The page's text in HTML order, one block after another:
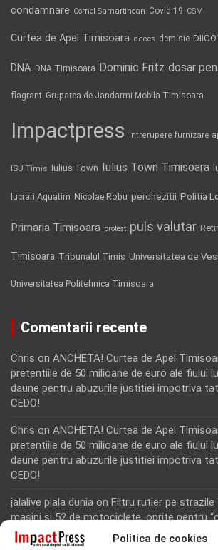
Politica de cookies
condamnare Cornel Samartinean Covid-19 CSM
Curtea de Apel Timisoara deces demisie
DNA DNA Timisoara Dominic Fritz dosar
flagrant Gruparea de Jandarmi Mobila Timisoara
Impactpress intrerupere furnizare
ISU Timis Iulius Town Iulius Town Timisoara
lucrari Aquatim Nicolae Robu perchezitii Politia
Primaria Timisoara protest puls valutar
Timisoara Tribunalul Timis Universitatea de
Universitatea Politehnica Timisoara
Comentarii recente
Chris on ANCHETA! Curtea de Apel
pretentiile de 50 milioane de euro ale fiului
daune pentru abuzurile justitiei impotriva
CEDO!
Chris on ANCHETA! Curtea de Apel
pretentiile de 50 milioane de euro ale fiului
daune pentru abuzurile justitiei impotriva
CEDO!
jalalive piala dunia on Filtru rutier pe strazile
masini si 52 de motociclete, oprite pentru
Rodion Camatoritul on Inca un martor din